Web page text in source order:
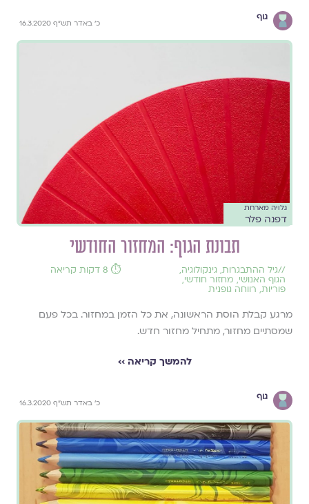
גוף
כ' באדר תש"ף 16.3.2020
גלויה מארחת
דפנה פלר
תבונת הגוף: המחזור החודשי
//גיל ההתבגרות, גינקולוגיה,
הגוף האנושי, מחזור חודשי,
פוריות, רווחה גופנית
⏱️ 8 דקות קריאה
מרגע קבלת הוסת הראשונה, את כל הזמן במחזור. בכל פעם
שמסתיים מחזור, מתחיל מחזור חדש.
להמשך קריאה ››
גוף
כ' באדר תש"ף 16.3.2020